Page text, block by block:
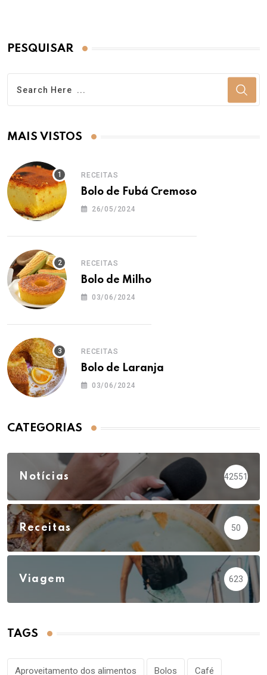
PESQUISAR
MAIS VISTOS
RECEITAS
Bolo de Fubá Cremoso
26/05/2024
RECEITAS
Bolo de Milho
03/06/2024
RECEITAS
Bolo de Laranja
03/06/2024
CATEGORIAS
Notícias 42551
Receitas 50
Viagem 623
TAGS
Aproveitamento dos alimentos Bolos Café